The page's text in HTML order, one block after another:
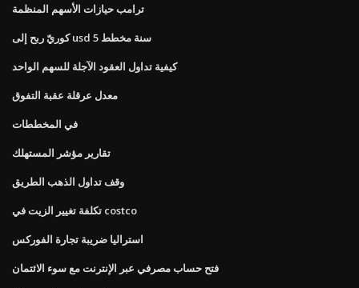
ترامب حيازات الأسهم المنظمة
كوريّ ربح إلى usd 5 سنة مخطط
كيفية تداول العقود الآجلة للسهم الواحد
معدل عرقلة عقبة التفوق
في المخططات
تقارير مؤشر المستهلك
وقف تداول الذهب الطريق
تكلفة تغيير الزيت في costco
استراليا ضريبة تجارة الفوركس
فتح حساب مصرفي عبر الإنترنت مع سوء الائتمان